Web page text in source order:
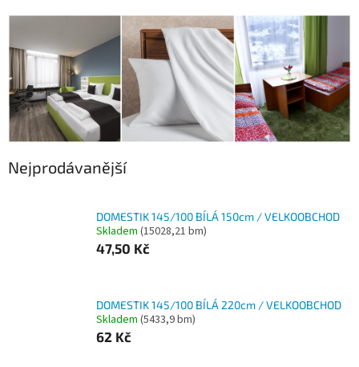
Nejprodávanější
DOMESTIK 145/100 BÍLÁ 150cm / VELKOOBCHOD
Skladem (15028,21 bm)
47,50 Kč
DOMESTIK 145/100 BÍLÁ 220cm / VELKOOBCHOD
Skladem (5433,9 bm)
62 Kč